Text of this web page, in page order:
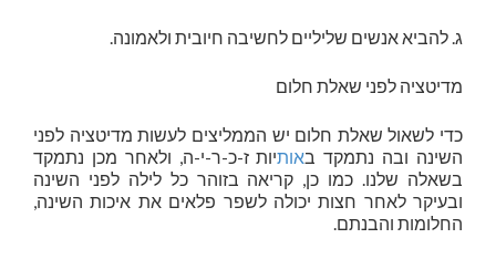
ג. להביא אנשים שליליים לחשיבה חיובית ולאמונה.
מדיטציה לפני שאלת חלום
כדי לשאול שאלת חלום יש הממליצים לעשות מדיטציה לפני
השינה ובה נתמקד באותיות ז-כ-ר-י-ה, ולאחר מכן נתמקד
בשאלה שלנו. כמו כן, קריאה בזוהר כל לילה לפני השינה
ובעיקר לאחר חצות יכולה לשפר פלאים את איכות השינה,
החלומות והבנתם.